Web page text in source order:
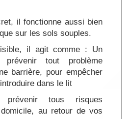
il fonctionne aussi bien
sur les sols souples.
il agit comme : Un
prévenir tout problème
barrière, pour empêcher
dans le lit
tous risques
domicile, au retour de vos